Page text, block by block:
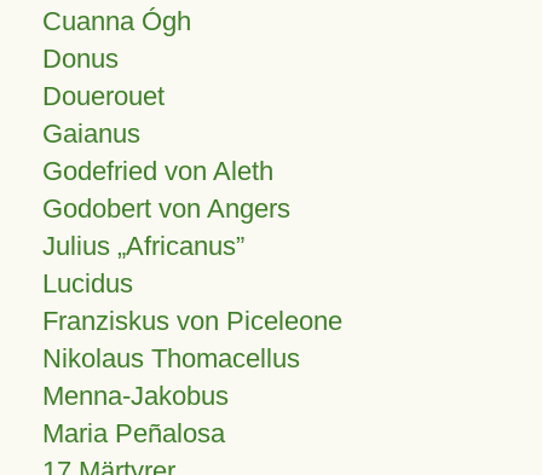
Cuanna Ógh
Donus
Douerouet
Gaianus
Godefried von Aleth
Godobert von Angers
Julius Africanus
Lucidus
Franziskus von Piceleone
Nikolaus Thomacellus
Menna-Jakobus
Maria Peñalosa